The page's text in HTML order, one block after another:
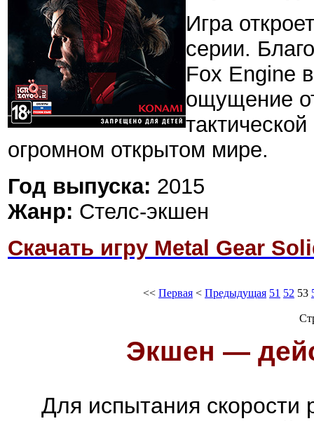
Игра
серии.
Fox Engine
ощущение
огромном открытом мире.
Год выпуска: 2015
Жанр: Стелс-экшен
Скачать игру Metal Gear
<< Первая < Предыдущая 51 52 53
Экшен —
Для испытания скорости